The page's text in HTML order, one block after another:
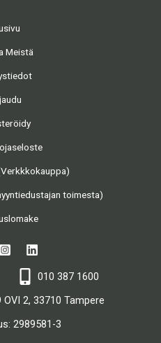
Meistä
toimesta)
010 387 1600
2, 33710 Tampere
2989581-3